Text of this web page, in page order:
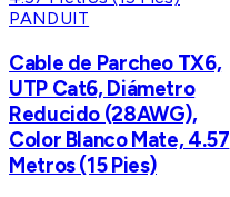
PANDUIT
Cable de Parcheo TX6,
UTP Cat6, Diámetro
Reducido (28AWG),
Color Blanco Mate, 4.57
Metros (15 Pies)